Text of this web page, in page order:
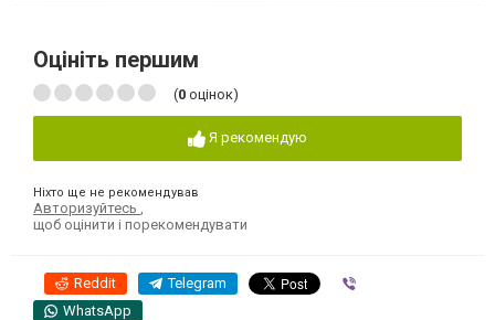
Оцініть першим
(0 оцінок)
Я рекомендую
Ніхто ще не рекомендував
Авторизуйтесь
щоб оцінити і порекомендувати
Reddit Telegram
WhatsApp